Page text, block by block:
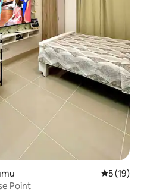
Средна
5 (19)
Point